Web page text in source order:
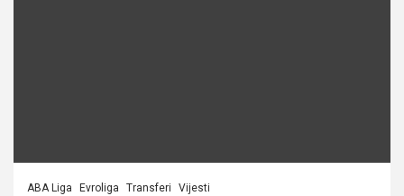
ABA Liga Evroliga Transferi Vijesti